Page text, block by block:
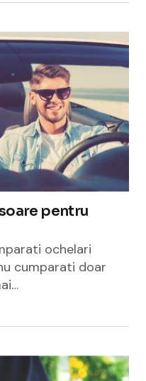
pentru
ochelari
cumparati doar